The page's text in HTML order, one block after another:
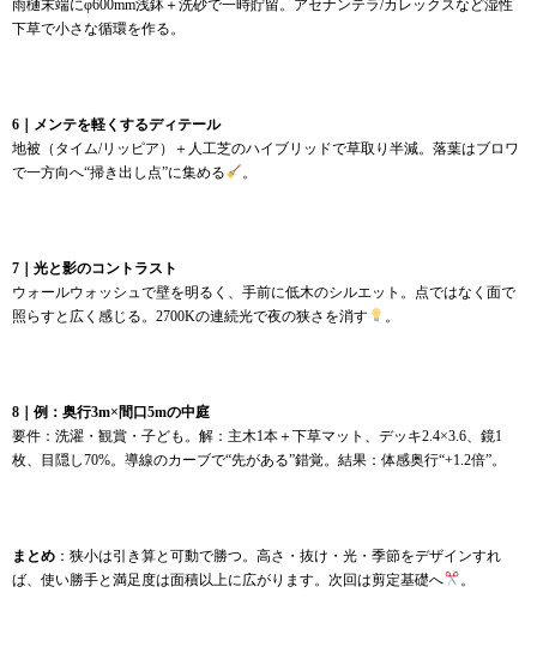
雨樋末端にφ600mm浅鉢＋洗砂で一時貯留。アセナンテラ/カレックスなど湿性
下草で小さな循環を作る。
6｜メンテを軽くするディテール
地被（タイム/リッピア）＋人工芝のハイブリッドで草取り半減。落葉はブロワ
で一方向へ“掃き出し点”に集める
。
7｜光と影のコントラスト
ウォールウォッシュで壁を明るく、手前に低木のシルエット。点ではなく面で
照らすと広く感じる。2700Kの連続光で夜の狭さを消す
。
8｜例：奥行3m×間口5mの中庭
要件：洗濯・観賞・子ども。解：主木1本＋下草マット、デッキ2.4×3.6、鏡1
枚、目隠し70%。導線のカーブで“先がある”錯覚。結果：体感奥行“+1.2倍”。
まとめ ：狭小は引き算と可動で勝つ。高さ・抜け・光・季節をデザインすれ
ば、使い勝手と満足度は面積以上に広がります。次回は剪定基礎へ
。